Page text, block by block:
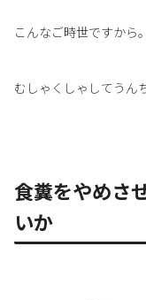
こんなご時世ですから。
むしゃくしゃしてうん
食糞をやめさ
いか